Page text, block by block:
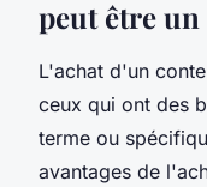
peut être
L'achat d'un
ceux qui ont des
terme ou
avantages de